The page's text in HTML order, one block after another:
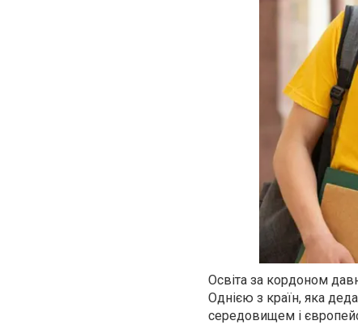
Освіта за кордоном
Однією з країн, яка
середовищем і